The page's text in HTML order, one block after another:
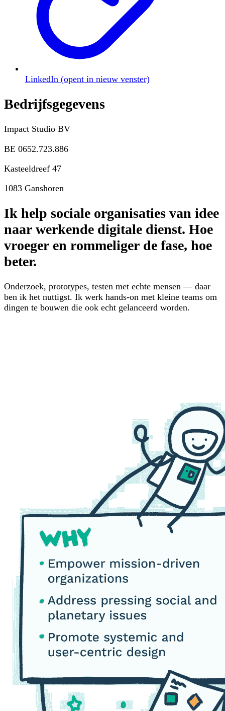
LinkedIn(opent in nieuw venster)
Bedrijfsgegevens
Impact Studio BV
BE 0652.723.886
Kasteeldreef 47
1083 Ganshoren
Ik help sociale organisaties van idee
naar werkende digitale dienst. Hoe
vroeger en rommeliger de fase, hoe
beter.
Onderzoek, prototypes, testen met echte mensen — daar
ben ik het nuttigst. Ik werk hands-on met kleine teams om
dingen te bouwen die ook echt gelanceerd worden.